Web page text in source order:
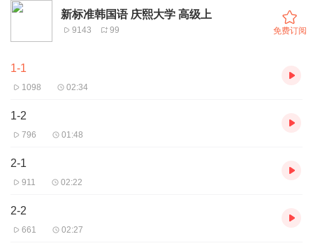
新标准韩国语 庆熙大学 高级上
9143 99 免费订阅
1-1
1098 02:34
1-2
796 01:48
2-1
911 02:22
2-2
661 02:27